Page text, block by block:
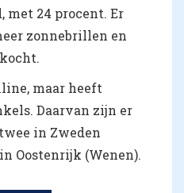
met 24 procent. Er
zonnebrillen en
maar heeft
Daarvan zijn er
in Zweden
Oostenrijk (Wenen).